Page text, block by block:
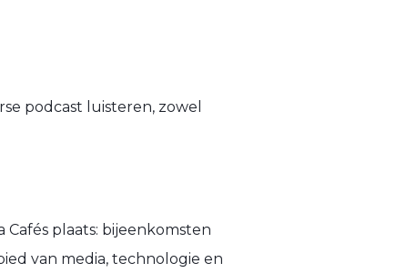
podcast luisteren, zowel
plaats: bijeenkomsten
van media, technologie en